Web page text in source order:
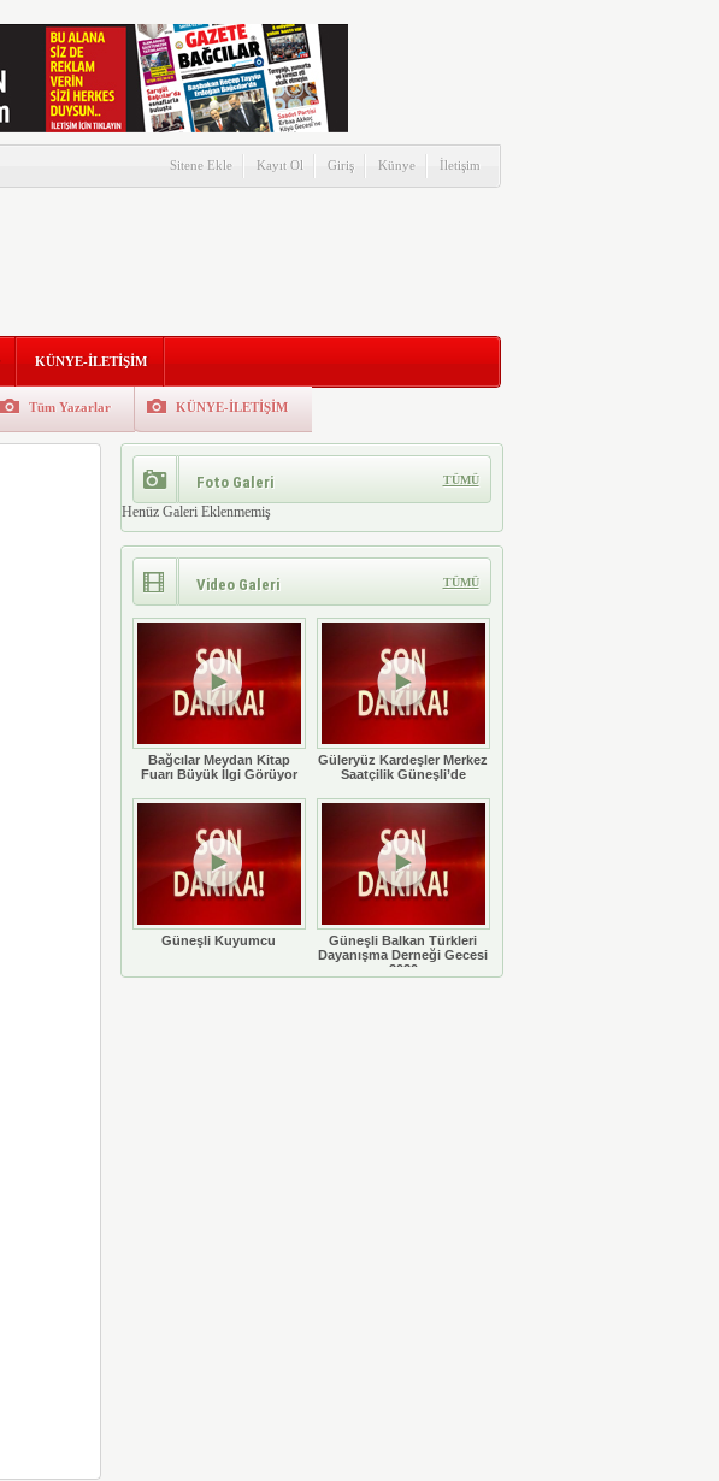
Sitene Ekle Kayıt Ol Giriş Künye İletişim
KÜNYE-İLETİŞİM
Tüm Yazarlar KÜNYE-İLETİŞİM
Foto Galeri TÜMÜ
Henüz Galeri Eklenmemiş
Video Galeri TÜMÜ
Bağcılar Meydan Kitap
Fuarı Büyük İlgi Görüyor
Güleryüz Kardeşler Merkez
Saatçilik Güneşli’de
Güneşli Kuyumcu
Güneşli Balkan Türkleri
Dayanışma Derneği Gecesi
2020